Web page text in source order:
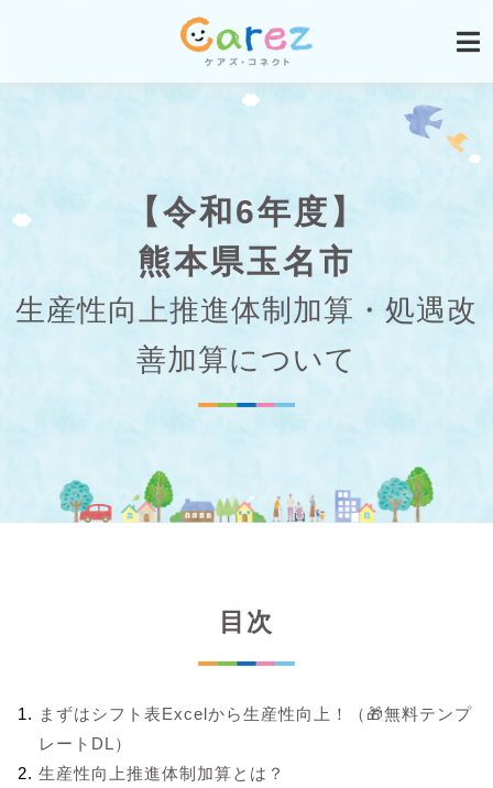
【令和6年度】
熊本県玉名市
生産性向上推進体制加算・処遇改
善加算について
目次
まずはシフト表Excelから生産性向上！（🎁無料テンプ
レートDL）
生産性向上推進体制加算とは？